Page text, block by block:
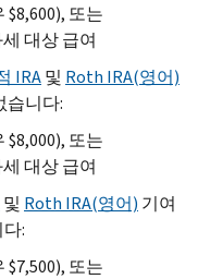
또는
대상 급여
IRA및 Roth IRA(영어)
습니다:
또는
대상 급여
및 Roth IRA(영어) 기여
:
또는